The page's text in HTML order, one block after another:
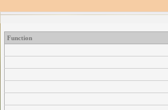
Function